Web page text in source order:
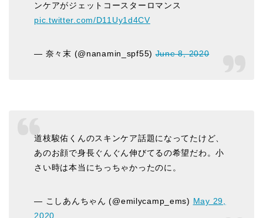
ンケアがジェットコースターロマンス
pic.twitter.com/D11Uy1d4CV
— 奈々末 (@nanamin_spf55)June 8, 2020
道枝駿佑くんのスキンケア話題になってたけど、
あのお顔で身長ぐんぐん伸びてるの希望だわ。小
さい時は本当にちっちゃかったのに。
— こしあんちゃん (@emilycamp_ems) May 29,
2020